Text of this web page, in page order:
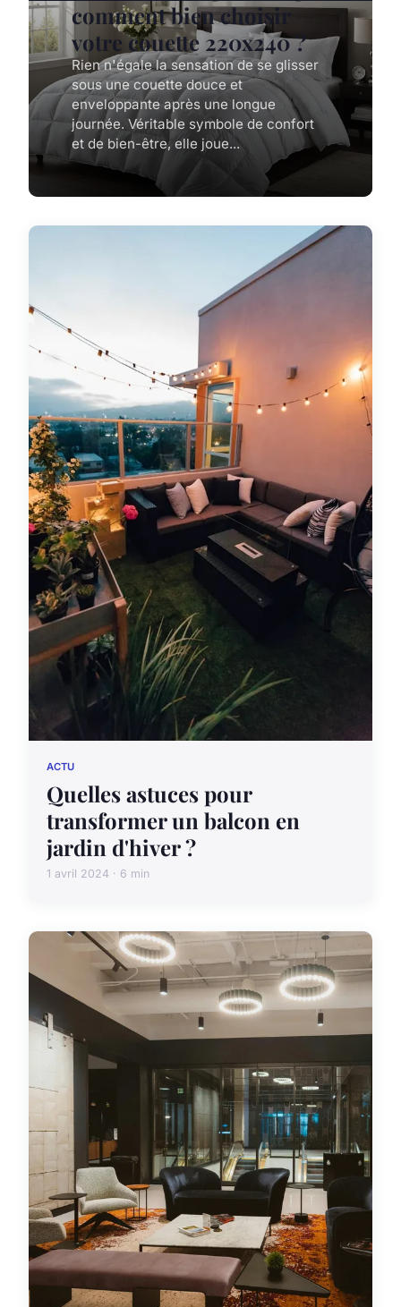
comment bien choisir
votre couette 220x240 ?
Rien n'égale la sensation de se glisser
sous une couette douce et
enveloppante après une longue
journée. Véritable symbole de confort
et de bien-être, elle joue...
ACTU
Quelles astuces pour
transformer un balcon en
jardin d'hiver ?
1 avril 2024 · 6 min